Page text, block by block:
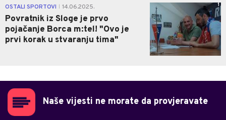
OSTALI SPORTOVI 14.06.2025.
Povratnik iz Sloge je prvo
pojačanje Borca m:tel! "Ovo je
prvi korak u stvaranju tima"
1
Naše vijesti ne morate da provjeravate